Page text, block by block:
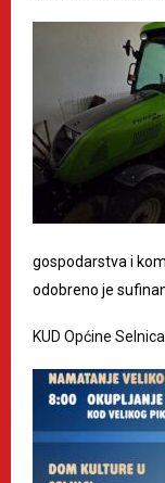
gospodarstva i
odobreno je
KUD Općine